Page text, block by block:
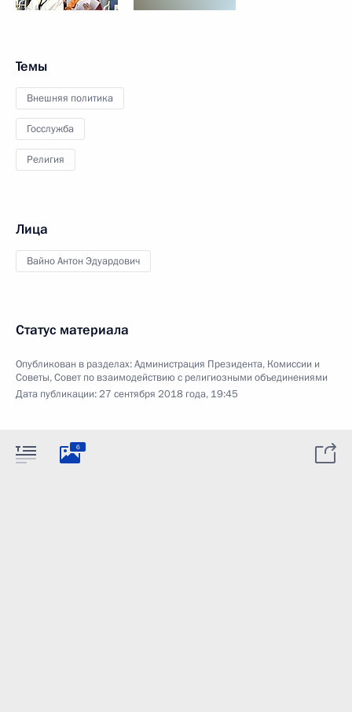
Темы
Внешняя политика
Госслужба
Религия
Лица
Вайно Антон Эдуардович
Статус материала
Опубликован в разделах:Администрация Президента, Комиссии и
Советы,Совет по взаимодействию с религиозными объединениями
Дата публикации:27 сентября 2018 года, 19:45
6